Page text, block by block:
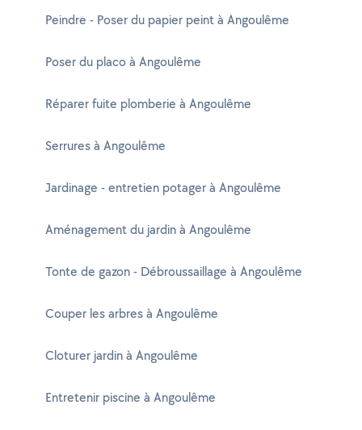
Peindre - Poser du papier peint à Angoulême
Poser du placo à Angoulême
Réparer fuite plomberie à Angoulême
Serrures à Angoulême
Jardinage - entretien potager à Angoulême
Aménagement du jardin à Angoulême
Tonte de gazon - Débroussaillage à Angoulême
Couper les arbres à Angoulême
Cloturer jardin à Angoulême
Entretenir piscine à Angoulême